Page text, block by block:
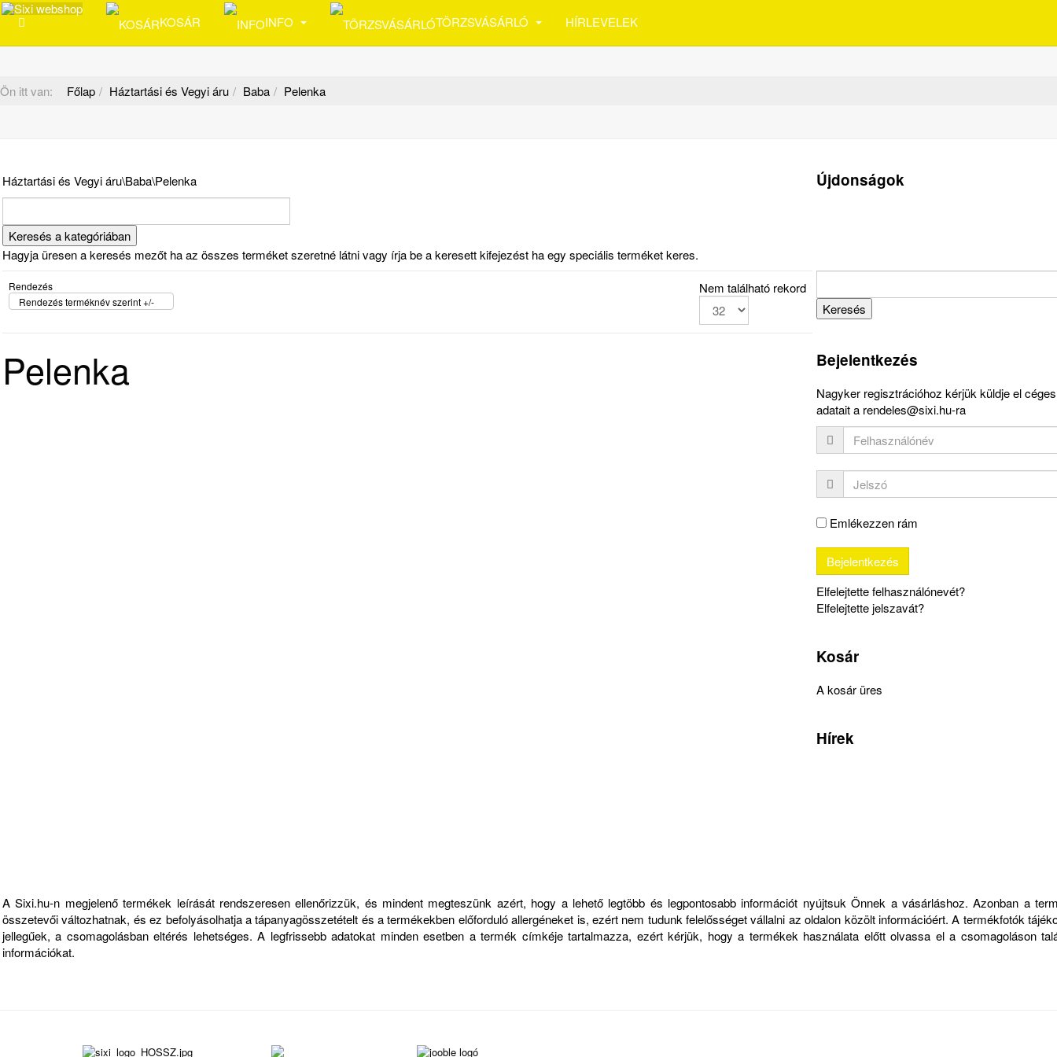
KOSÁR INFO TÖRZSVÁSÁRLÓ HÍRLEVELEK
Ön itt van: Főlap Háztartási és Vegyi áru Baba Pelenka
Háztartási és Vegyi áru\Baba\Pelenka
Hagyja üresen a keresés mezőt ha az összes terméket szeretné látni vagy írja be a keresett kifejezést ha egy speciális terméket keres.
Rendezés
Rendezés terméknév szerint +/-
Nem található rekord
Pelenka
Újdonságok
Bejelentkezés
Nagyker regisztrációhoz kérjük küldje el céges
adatait a rendeles@sixi.hu-ra
Emlékezzen rám
Elfelejtette felhasználónevét?
Elfelejtette jelszavát?
Kosár
A kosár üres
Hírek
A Sixi.hu-n megjelenő termékek leírását rendszeresen ellenőrizzük, és mindent megteszünk azért, hogy a lehető legtöbb és legpontosabb információt nyújtsuk Önnek a vásárláshoz. Azonban a
összetevői változhatnak, és ez befolyásolhatja a tápanyagösszetételt és a termékekben előforduló allergéneket is, ezért nem tudunk felelősséget vállalni az oldalon közölt információért. A termékfotók
jellegűek, a csomagolásban eltérés lehetséges. A legfrissebb adatokat minden esetben a termék címkéje tartalmazza, ezért kérjük, hogy a termékek használata előtt olvassa el a csomagoláson
információkat.